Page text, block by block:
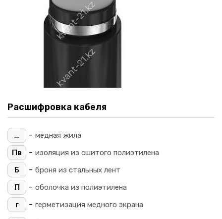
Расшифровка кабеля
_ - медная жила
Пв
- изоляция из сшитого полиэтилена
Б
- броня из стальных лент
П
- оболочка из полиэтилена
г
- герметизация медного экрана